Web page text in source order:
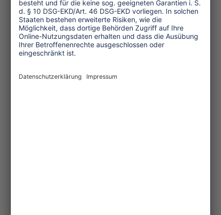
Umwelt und Klima
Wirtschaft
Menschenrechte
Unternehmensverantwortung